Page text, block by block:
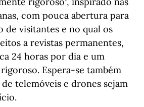
com pouca abertura para
de visitantes e no qual os
a revistas permanentes,
24 horas por dia e um
Espera-se também
telemóveis e drones sejam